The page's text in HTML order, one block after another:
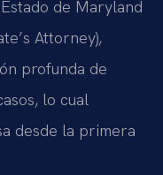
de Maryland
Attorney),
profunda de
lo cual
desde la primera